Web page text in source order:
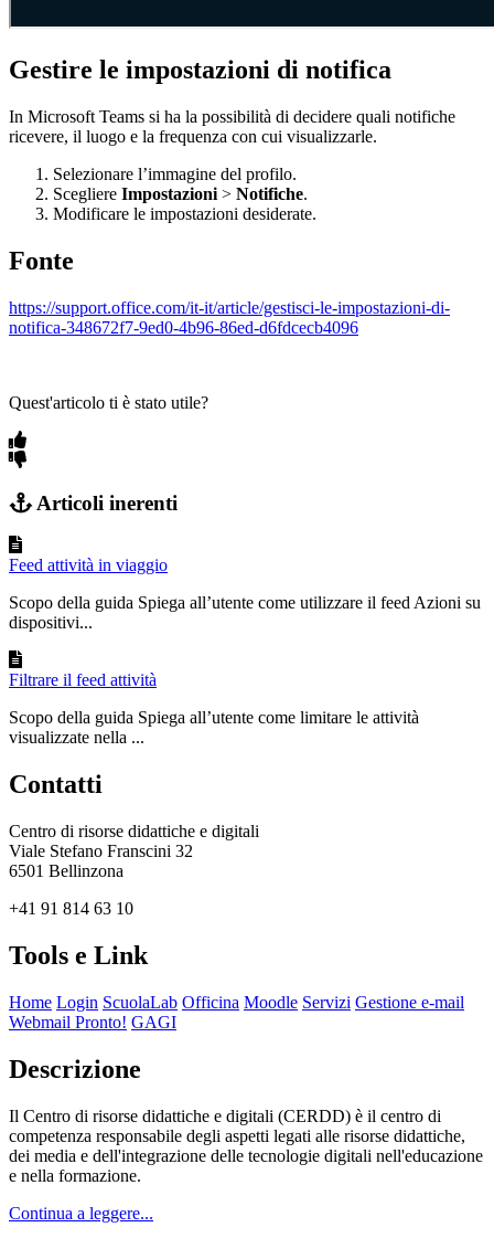
Gestire le impostazioni di notifica
In Microsoft Teams si ha la possibilità di decidere quali notifiche
ricevere, il luogo e la frequenza con cui visualizzarle.
Selezionare l’immagine del profilo.
Scegliere Impostazioni > Notifiche.
Modificare le impostazioni desiderate.
Fonte
https://support.office.com/it-it/article/gestisci-le-impostazioni-di-
notifica-348672f7-9ed0-4b96-86ed-d6fdcecb4096
Quest'articolo ti è stato utile?
Articoli inerenti
Feed attività in viaggio
Scopo della guida Spiega all’utente come utilizzare il feed Azioni su
dispositivi...
Filtrare il feed attività
Scopo della guida Spiega all’utente come limitare le attività
visualizzate nella ...
Contatti
Centro di risorse didattiche e digitali
Viale Stefano Franscini 32
6501 Bellinzona
+41 91 814 63 10
Tools e Link
Home Login ScuolaLab Officina Moodle Servizi Gestione e-mail
Webmail Pronto! GAGI
Descrizione
Il Centro di risorse didattiche e digitali (CERDD) è il centro di
competenza responsabile degli aspetti legati alle risorse didattiche,
dei media e dell'integrazione delle tecnologie digitali nell'educazione
e nella formazione.
Continua a leggere...